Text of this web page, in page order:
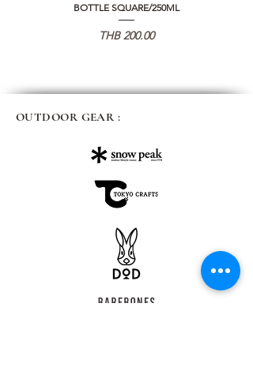
BOTTLE SQUARE/250ML
価格
THB 200.00
OUTDOOR GEAR :